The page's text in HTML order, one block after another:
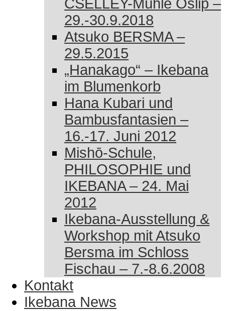
CSELLEY-Mühle Oslip –
29.-30.9.2018
Atsuko BERSMA –
29.5.2015
„Hanakago“ – Ikebana
im Blumenkorb
Hana Kubari und
Bambusfantasien –
16.-17. Juni 2012
Mishō-Schule,
PHILOSOPHIE und
IKEBANA – 24. Mai
2012
Ikebana-Ausstellung &
Workshop mit Atsuko
Bersma im Schloss
Fischau – 7.-8.6.2008
Kontakt
Ikebana News